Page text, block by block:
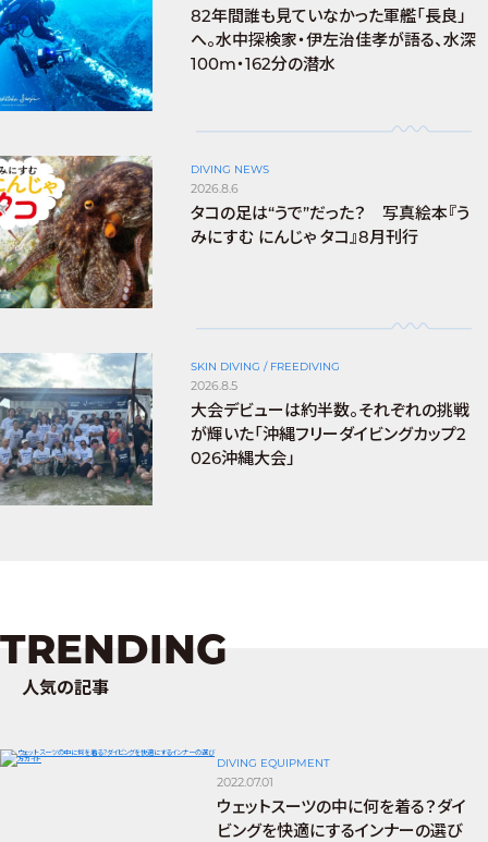
82年間誰も見ていなかった軍艦「長良」
へ。水中探検家・伊左治佳孝が語る、水深
100m・162分の潜水
DIVING NEWS
2026.8.6
タコの足は“うで”だった？ 写真絵本『う
みにすむ にんじゃ タコ』8月刊行
SKIN DIVING / FREEDIVING
2026.8.5
大会デビューは約半数。それぞれの挑戦
が輝いた「沖縄フリーダイビングカップ2
026沖縄大会」
TRENDING
人気の記事
DIVING EQUIPMENT
2022.07.01
ウェットスーツの中に何を着る？ダイ
ビングを快適にするインナーの選び